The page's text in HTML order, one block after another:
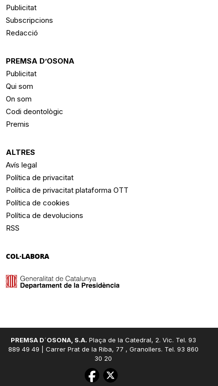
Publicitat
Subscripcions
Redacció
PREMSA D’OSONA
Publicitat
Qui som
On som
Codi deontològic
Premis
ALTRES
Avís legal
Política de privacitat
Política de privacitat plataforma OTT
Política de cookies
Política de devolucions
RSS
COL·LABORA
PREMSA D´OSONA, S.A. Plaça de la Catedral, 2. Vic. Tel. 93
889 49 49 | Carrer Prat de la Riba, 77 , Granollers. Tel. 93 860
30 20